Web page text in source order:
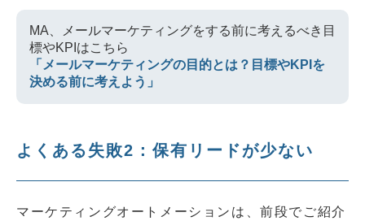
MA、メールマーケティングをする前に考えるべき目
標やKPIはこちら
「メールマーケティングの目的とは？目標やKPIを
決める前に考えよう」
よくある失敗2：保有リードが少ない
マーケティングオートメーションは、前段でご紹介